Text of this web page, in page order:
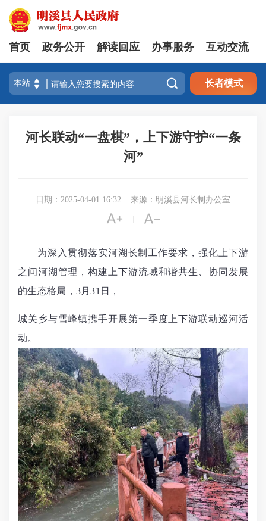
首页 政务公开 解读回应 办事服务 互动交流
 长者模式
河长联动“一盘棋”，上下游守护“一条
河”
日期：2025-04-01 16:32 来源：明溪县河长制办公室
 
为深入贯彻落实河湖长制工作要求，强化上下游
之间河湖管理，构建上下游流域和谐共生、协同发展
的生态格局，3月31日，
城关乡与雪峰镇携手开展第一季度上下游联动巡河活
动。